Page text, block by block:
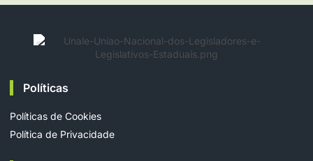
Políticas
Políticas de Cookies
Política de Privacidade